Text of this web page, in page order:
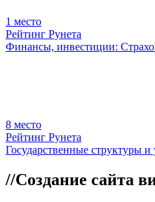
1 место
Рейтинг Рунета
Финансы, инвестиции:
8 место
Рейтинг Рунета
Государственные структуры
//Создание сайта